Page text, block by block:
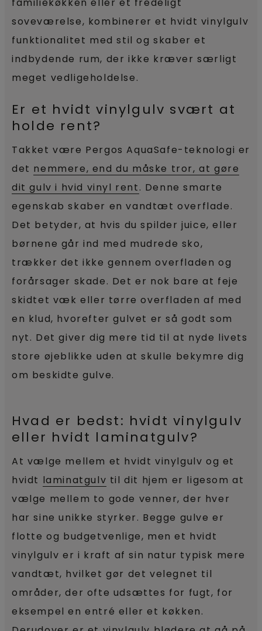
soveværelse, kombinerer et hvidt vinylgulv
funktionalitet med stil og skaber et
indbydende rum, der ikke kræver særligt
meget vedligeholdelse.
Er et hvidt vinylgulv svært at
holde rent?
Takket være Pergos AquaSafe-teknologi er
det nemmere, end du måske tror, at gøre
dit gulv i hvid vinyl rent. Denne smarte
egenskab skaber en vandtæt overflade.
Det betyder, at hvis du spilder juice, eller
børnene går ind med mudrede sko,
trækker det ikke gennem overfladen og
forårsager skade. Det er nok bare at feje
skidtet væk eller tørre overfladen af med
en klud, hvorefter gulvet er så godt som
nyt. Det giver dig mere tid til at nyde livets
store øjeblikke uden at skulle bekymre dig
om beskidte gulve.
Hvad er bedst: hvidt vinylgulv
eller hvidt laminatgulv?
At vælge mellem et hvidt vinylgulv og et
hvidt laminatgulv til dit hjem er ligesom at
vælge mellem to gode venner, der hver
har sine unikke styrker. Begge gulve er
flotte og budgetvenlige, men et hvidt
vinylgulv er i kraft af sin natur typisk mere
vandtæt, hvilket gør det velegnet til
områder, der ofte udsættes for fugt, for
eksempel en entré eller et køkken.